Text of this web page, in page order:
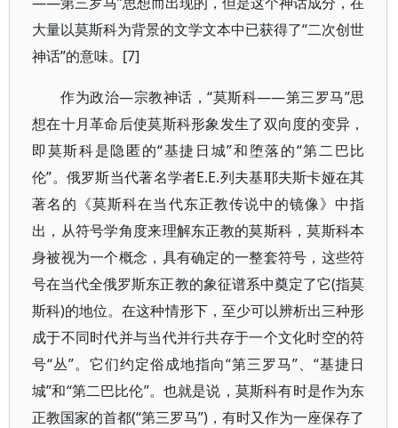
大量以莫斯科为背景的文学文本中已获得了“二次创世
神话”的意味。[7]
作为政治—宗教神话，“莫斯科——第三罗马”思
想在十月革命后使莫斯科形象发生了双向度的变异，
即莫斯科是隐匿的“基捷日城”和堕落的“第二巴比
伦”。俄罗斯当代著名学者Е.Е.列夫基耶夫斯卡娅在其
著名的《莫斯科在当代东正教传说中的镜像》中指
出，从符号学角度来理解东正教的莫斯科，莫斯科本
身被视为一个概念，具有确定的一整套符号，这些符
号在当代全俄罗斯东正教的象征谱系中奠定了它(指莫
斯科)的地位。在这种情形下，至少可以辨析出三种形
成于不同时代并与当代并行共存于一个文化时空的符
号“丛”。它们约定俗成地指向“第三罗马”、“基捷日
城”和“第二巴比伦”。也就是说，莫斯科有时是作为东
正教国家的首都(“第三罗马”)，有时又作为一座保存了